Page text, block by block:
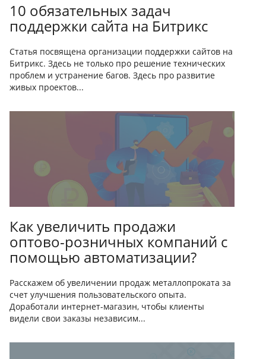
10 обязательных задач
поддержки сайта на Битрикс
Статья посвящена организации поддержки сайтов на
Битрикс. Здесь не только про решение технических
проблем и устранение багов. Здесь про развитие
живых проектов...
Как увеличить продажи
оптово-розничных компаний с
помощью автоматизации?
Расскажем об увеличении продаж металлопроката за
счет улучшения пользовательского опыта.
Доработали интернет-магазин, чтобы клиенты
видели свои заказы независим...